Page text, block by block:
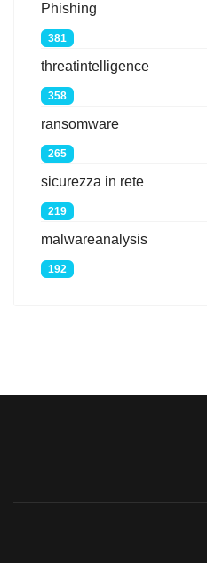
Phishing
381
threatintelligence
358
ransomware
265
sicurezza in rete
219
malwareanalysis
192